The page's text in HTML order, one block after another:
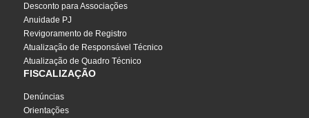
Desconto para Associações
Anuidade PJ
Revigoramento de Registro
Atualização de Responsável Técnico
Atualização de Quadro Técnico
FISCALIZAÇÃO
Denúncias
Orientações